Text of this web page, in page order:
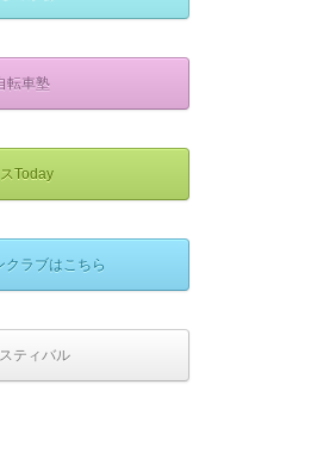
転車塾
Today
ラブはこちら
ティバル